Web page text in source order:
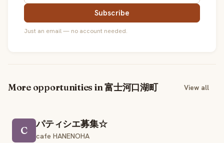
Subscribe
Just an email — no account needed.
More opportunities in 富士河口湖町 View all
C
パティシエ募集☆
cafe HANENOHA